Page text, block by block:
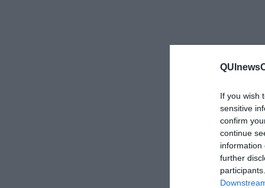
If you wish
sensitive
confirm
continue
information
further